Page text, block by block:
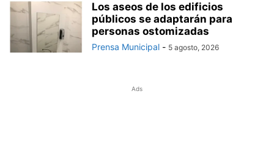
Los aseos de los edificios
públicos se adaptarán para
personas ostomizadas
Prensa Municipal - 5 agosto, 2026
Ads